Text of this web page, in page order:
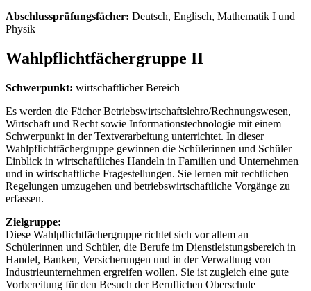
Abschlussprüfungsfächer: Deutsch, Englisch, Mathematik I und
Physik
Wahlpflichtfächergruppe II
Schwerpunkt: wirtschaftlicher Bereich
Es werden die Fächer Betriebswirtschaftslehre/Rechnungswesen,
Wirtschaft und Recht sowie Informationstechnologie mit einem
Schwerpunkt in der Textverarbeitung unterrichtet. In dieser
Wahlpflichtfächergruppe gewinnen die Schülerinnen und Schüler
Einblick in wirtschaftliches Handeln in Familien und Unternehmen
und in wirtschaftliche Fragestellungen. Sie lernen mit rechtlichen
Regelungen umzugehen und betriebswirtschaftliche Vorgänge zu
erfassen.
Zielgruppe:
Diese Wahlpflichtfächergruppe richtet sich vor allem an
Schülerinnen und Schüler, die Berufe im Dienstleistungsbereich in
Handel, Banken, Versicherungen und in der Verwaltung von
Industrieunternehmen ergreifen wollen. Sie ist zugleich eine gute
Vorbereitung für den Besuch der Beruflichen Oberschule